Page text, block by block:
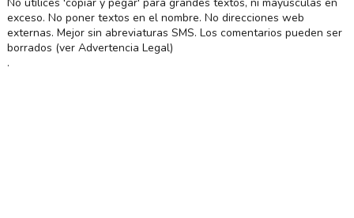
exceso. No poner textos en el nombre. No direcciones web
externas. Mejor sin abreviaturas SMS. Los comentarios pueden ser
borrados (ver Advertencia Legal)
.